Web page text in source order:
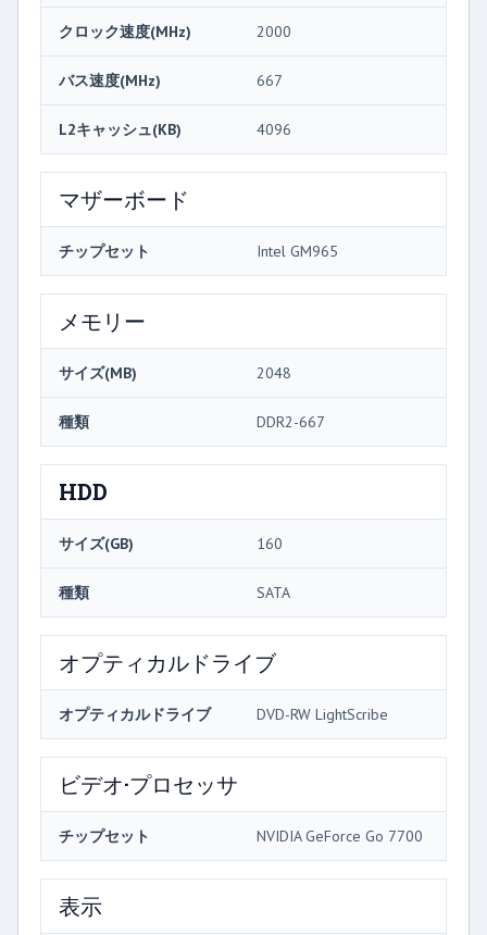
クロック速度(MHz) 2000
バス速度(MHz) 667
L2キャッシュ(KB) 4096
マザーボード
チップセット Intel GM965
メモリー
サイズ(MB) 2048
種類 DDR2-667
HDD
サイズ(GB) 160
種類 SATA
オプティカルドライブ
オプティカルドライブ DVD-RW LightScribe
ビデオ·プロセッサ
チップセット NVIDIA GeForce Go 7700
表示